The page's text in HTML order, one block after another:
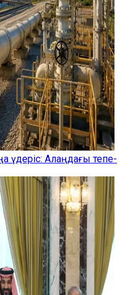
үдеріс: Алаңдағы тепе-